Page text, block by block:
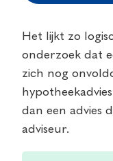
Het lijkt zo
onderzoek dat
zich nog
dan een advies
adviseur.